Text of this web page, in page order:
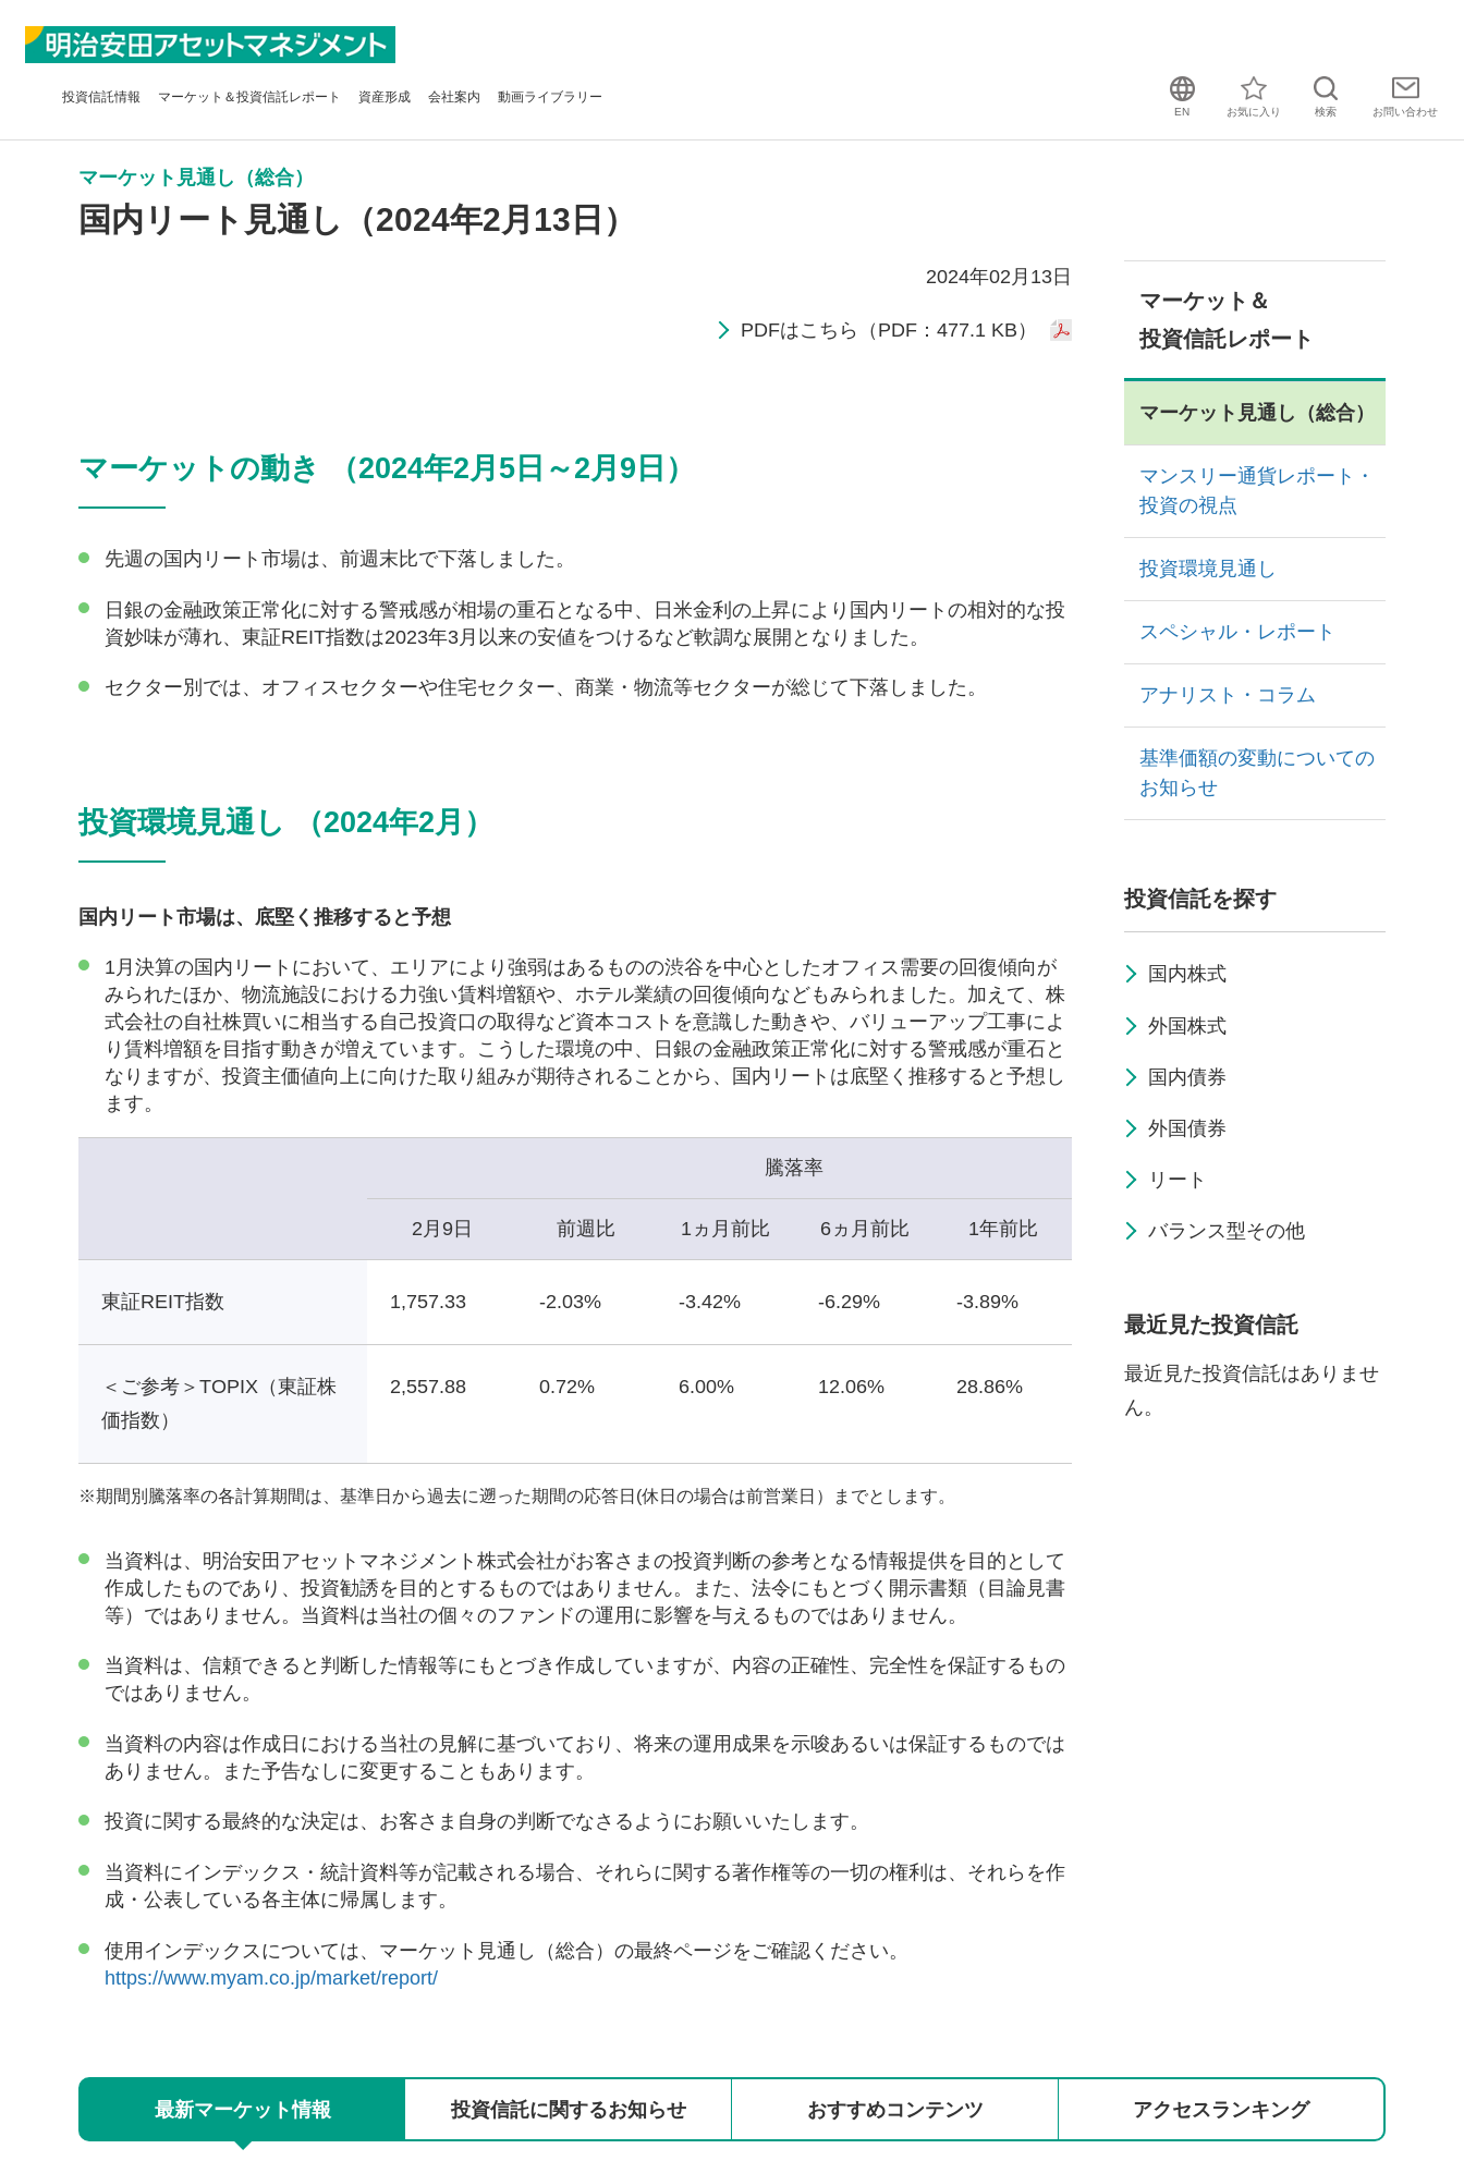
投資信託情報 マーケット＆投資信託レポート 資産形成 会社案内 動画ライブラリー
EN お気に入り 検索 お問い合わせ
マーケット見通し（総合）
国内リート見通し（2024年2月13日）
2024年02月13日
PDFはこちら（PDF：477.1 KB）
マーケットの動き （2024年2月5日～2月9日）
先週の国内リート市場は、前週末比で下落しました。
日銀の金融政策正常化に対する警戒感が相場の重石となる中、日米金利の上昇により国内リートの相対的な投
資妙味が薄れ、東証REIT指数は2023年3月以来の安値をつけるなど軟調な展開となりました。
セクター別では、オフィスセクターや住宅セクター、商業・物流等セクターが総じて下落しました。
投資環境見通し （2024年2月）
国内リート市場は、底堅く推移すると予想
1月決算の国内リートにおいて、エリアにより強弱はあるものの渋谷を中心としたオフィス需要の回復傾向が
みられたほか、物流施設における力強い賃料増額や、ホテル業績の回復傾向などもみられました。加えて、株
式会社の自社株買いに相当する自己投資口の取得など資本コストを意識した動きや、バリューアップ工事によ
り賃料増額を目指す動きが増えています。こうした環境の中、日銀の金融政策正常化に対する警戒感が重石と
なりますが、投資主価値向上に向けた取り組みが期待されることから、国内リートは底堅く推移すると予想し
ます。
騰落率
2月9日 前週比 1ヵ月前比 6ヵ月前比 1年前比
東証REIT指数 1,757.33 -2.03% -3.42% -6.29% -3.89%
＜ご参考＞TOPIX（東証株
価指数）
2,557.88 0.72% 6.00% 12.06% 28.86%
※期間別騰落率の各計算期間は、基準日から過去に遡った期間の応答日(休日の場合は前営業日）までとします。
当資料は、明治安田アセットマネジメント株式会社がお客さまの投資判断の参考となる情報提供を目的として
作成したものであり、投資勧誘を目的とするものではありません。また、法令にもとづく開示書類（目論見書
等）ではありません。当資料は当社の個々のファンドの運用に影響を与えるものではありません。
当資料は、信頼できると判断した情報等にもとづき作成していますが、内容の正確性、完全性を保証するもの
ではありません。
当資料の内容は作成日における当社の見解に基づいており、将来の運用成果を示唆あるいは保証するものでは
ありません。また予告なしに変更することもあります。
投資に関する最終的な決定は、お客さま自身の判断でなさるようにお願いいたします。
当資料にインデックス・統計資料等が記載される場合、それらに関する著作権等の一切の権利は、それらを作
成・公表している各主体に帰属します。
使用インデックスについては、マーケット見通し（総合）の最終ページをご確認ください。
https://www.myam.co.jp/market/report/
マーケット＆
投資信託レポート
マーケット見通し（総合）
マンスリー通貨レポート・
投資の視点
投資環境見通し
スペシャル・レポート
アナリスト・コラム
基準価額の変動についての
お知らせ
投資信託を探す
国内株式
外国株式
国内債券
外国債券
リート
バランス型その他
最近見た投資信託
最近見た投資信託はありませ
ん。
最新マーケット情報 投資信託に関するお知らせ おすすめコンテンツ アクセスランキング